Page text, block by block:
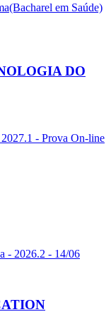
em Saúde)
DO
- Prova On-line
- 2026.2 - 14/06